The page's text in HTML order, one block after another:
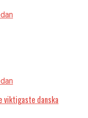
viktigaste danska